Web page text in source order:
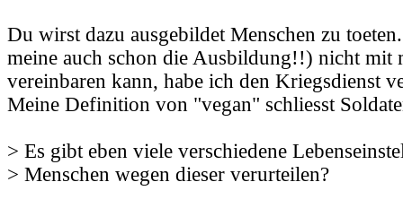
Du wirst dazu ausgebildet Menschen zu
meine auch schon die Ausbildung!!) nicht mit
vereinbaren kann, habe ich den Kriegsdienst
Meine Definition von "vegan" schliesst
> Es gibt eben viele verschiedene
> Menschen wegen dieser verurteilen?